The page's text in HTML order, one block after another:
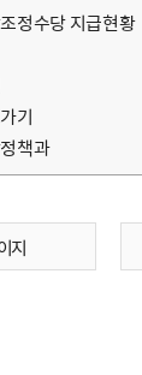
정수당 지급현황
기
책과
지